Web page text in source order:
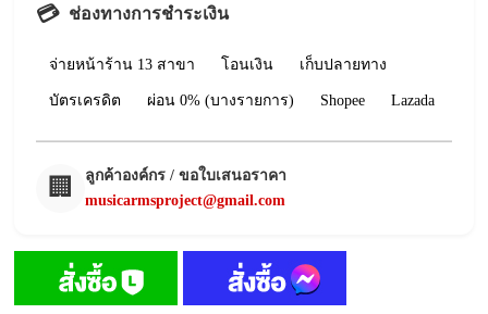
💳 ช่องทางการชำระเงิน
จ่ายหน้าร้าน 13 สาขา โอนเงิน เก็บปลายทาง
บัตรเครดิต ผ่อน 0% (บางรายการ) Shopee Lazada
🏢
ลูกค้าองค์กร / ขอใบเสนอราคา
musicarmsproject@gmail.com